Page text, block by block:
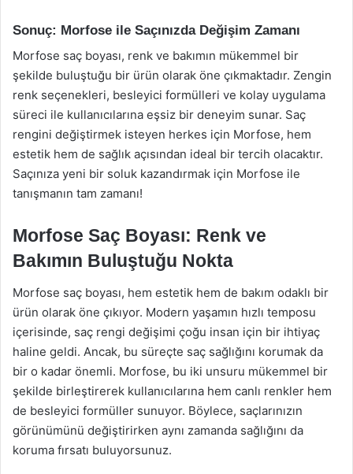
Sonuç: Morfose ile Saçınızda Değişim Zamanı
Morfose saç boyası, renk ve bakımın mükemmel bir
şekilde buluştuğu bir ürün olarak öne çıkmaktadır. Zengin
renk seçenekleri, besleyici formülleri ve kolay uygulama
süreci ile kullanıcılarına eşsiz bir deneyim sunar. Saç
rengini değiştirmek isteyen herkes için Morfose, hem
estetik hem de sağlık açısından ideal bir tercih olacaktır.
Saçınıza yeni bir soluk kazandırmak için Morfose ile
tanışmanın tam zamanı!
Morfose Saç Boyası: Renk ve
Bakımın Buluştuğu Nokta
Morfose saç boyası, hem estetik hem de bakım odaklı bir
ürün olarak öne çıkıyor. Modern yaşamın hızlı temposu
içerisinde, saç rengi değişimi çoğu insan için bir ihtiyaç
haline geldi. Ancak, bu süreçte saç sağlığını korumak da
bir o kadar önemli. Morfose, bu iki unsuru mükemmel bir
şekilde birleştirerek kullanıcılarına hem canlı renkler hem
de besleyici formüller sunuyor. Böylece, saçlarınızın
görünümünü değiştirirken aynı zamanda sağlığını da
koruma fırsatı buluyorsunuz.